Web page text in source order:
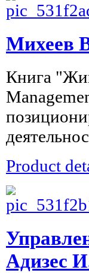
Михеев
Книга
Product
Адизес